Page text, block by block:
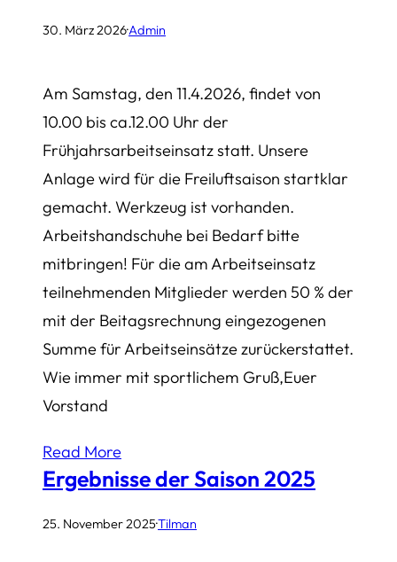
30. März 2026·Admin
Am Samstag, den 11.4.2026, findet von
10.00 bis ca.12.00 Uhr der
Frühjahrsarbeitseinsatz statt. Unsere
Anlage wird für die Freiluftsaison startklar
gemacht. Werkzeug ist vorhanden.
Arbeitshandschuhe bei Bedarf bitte
mitbringen! Für die am Arbeitseinsatz
teilnehmenden Mitglieder werden 50 % der
mit der Beitagsrechnung eingezogenen
Summe für Arbeitseinsätze zurückerstattet.
Wie immer mit sportlichem Gruß,Euer
Vorstand
Read More
Ergebnisse der Saison 2025
25. November 2025·Tilman